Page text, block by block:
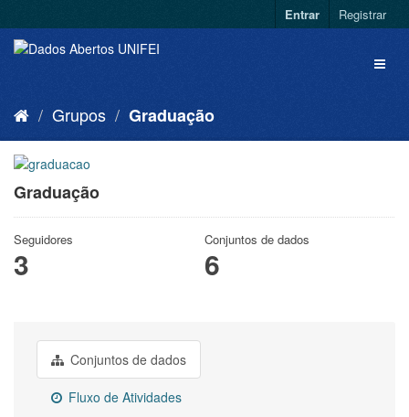
Entrar Registrar
Grupos Graduação
Graduação
Seguidores
3
Conjuntos de dados
6
Conjuntos de dados
Fluxo de Atividades